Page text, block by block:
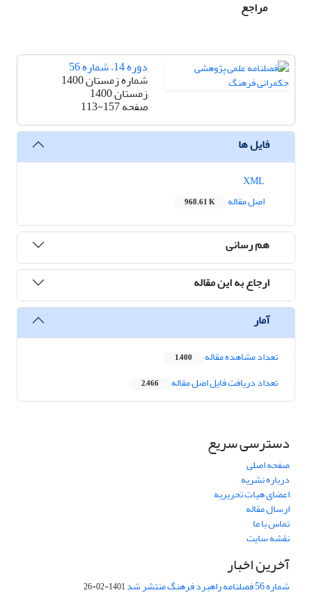
مراجع
دوره 14، شماره 56
شماره زمستان 1400
زمستان 1400
صفحه113-157
فایل ها
اصل مقاله
968.61 K
هم رسانی
ارجاع به این مقاله
آمار
تعداد مشاهده مقاله 1,400
تعداد دریافت فایل اصل مقاله 2,466
دسترسی سریع
صفحه اصلی
درباره نشریه
اعضای هیات تحریریه
ارسال مقاله
تماس با ما
نقشه سایت
آخرین اخبار
شماره 56 فصلنامه راهبرد فرهنگ منتشر شد 1401-02-26